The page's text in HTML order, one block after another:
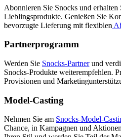
Abonnieren Sie Snocks und erhalten
Lieblingsprodukte. Genießen Sie
bevorzugte Lieferung mit flexiblen
Partnerprogramm
Werden Sie Snocks-Partnerund
Snocks-Produkte weiterempfehlen.
Provisionen und
Model-Casting
Nehmen Sie am Snocks-Model-
Chance, in Kampagnen und